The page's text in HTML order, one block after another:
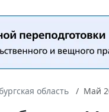
область Май